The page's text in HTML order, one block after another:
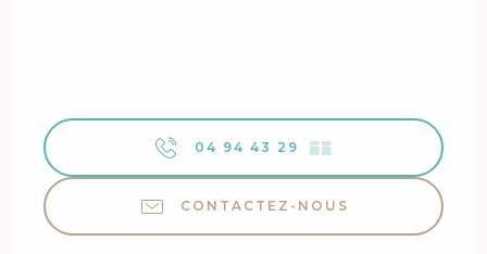
04 94 43 29 ▒▒
CONTACTEZ-NOUS